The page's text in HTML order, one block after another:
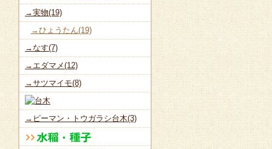
→実物(19)
→ひょうたん(19)
→なす(7)
→エダマメ(12)
→サツマイモ(8)
→ピーマン・トウガラシ台木(3)